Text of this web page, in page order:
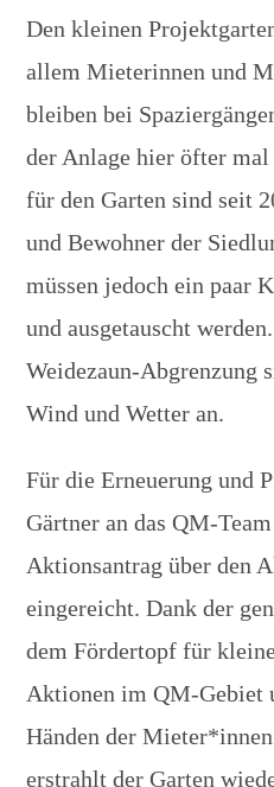
Den kleinen
allem Mieterinnen und
bleiben bei
der Anlage hier öfter
für den Garten sind seit
und Bewohner der
müssen jedoch ein paar
und ausgetauscht
Weidezaun-Abgrenzung
Wind und Wetter an.
Für die Erneuerung und
Gärtner an das QM-
Aktionsantrag über den
eingereicht. Dank der
dem Fördertopf für
Aktionen im QM-Gebiet
Händen der
erstrahlt der Garten